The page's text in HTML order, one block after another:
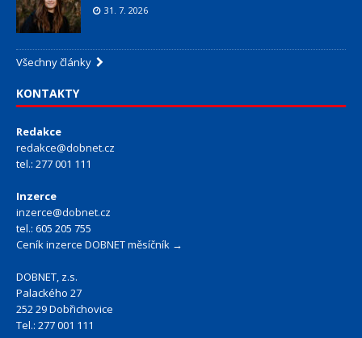
31. 7. 2026
Všechny články
KONTAKTY
Redakce
redakce@dobnet.cz
tel.: 277 001 111
Inzerce
inzerce@dobnet.cz
tel.: 605 205 755
Ceník inzerce DOBNET měsíčník →
DOBNET, z.s.
Palackého 27
252 29 Dobřichovice
Tel.: 277 001 111